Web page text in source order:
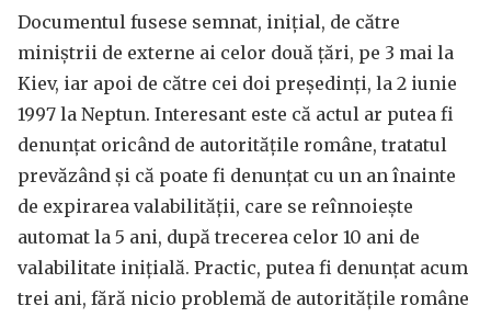
Documentul fusese semnat, inițial, de către
miniștrii de externe ai celor două țări, pe 3 mai la
Kiev, iar apoi de către cei doi președinți, la 2 iunie
1997 la Neptun. Interesant este că actul ar putea fi
denunțat oricând de autoritățile române, tratatul
prevăzând și că poate fi denunțat cu un an înainte
de expirarea valabilității, care se reînnoiește
automat la 5 ani, după trecerea celor 10 ani de
valabilitate inițială. Practic, putea fi denunțat acum
trei ani, fără nicio problemă de autoritățile române